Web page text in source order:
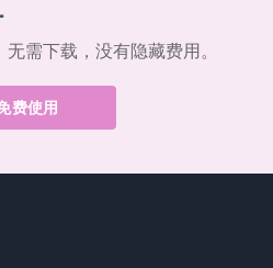
需下载，没有隐藏费用。
费使用